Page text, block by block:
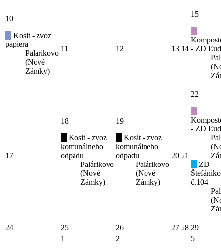
10
Kosit - zvoz
papiera
Palárikovo
(Nové
Zámky)
11 12 13 14
15
- ZD
17
18
Kosit - zvoz
komunálneho
odpadu
Palárikovo
(Nové
Zámky)
19
Kosit - zvoz
komunálneho
odpadu
Palárikovo
(Nové
Zámky)
20 21
22
- ZD
ZD
č.104
24 25 26 27 28 29
1
2
5